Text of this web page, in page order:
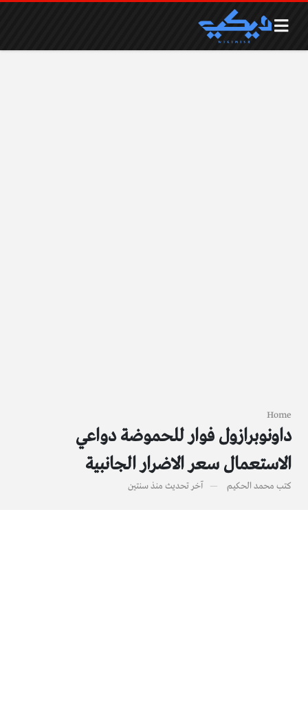
Home
داونوبرازول فوار للحموضة دواعي
الاستعمال سعر الاضرار الجانبية
كتب محمد الحكيم آخر تحديث منذ سنتين